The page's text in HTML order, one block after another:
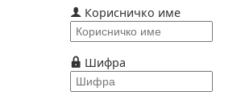
Корисничко име
Шифра